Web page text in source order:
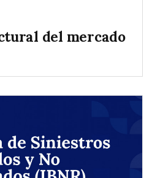
del mercado